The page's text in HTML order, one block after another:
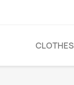
CLOTHES